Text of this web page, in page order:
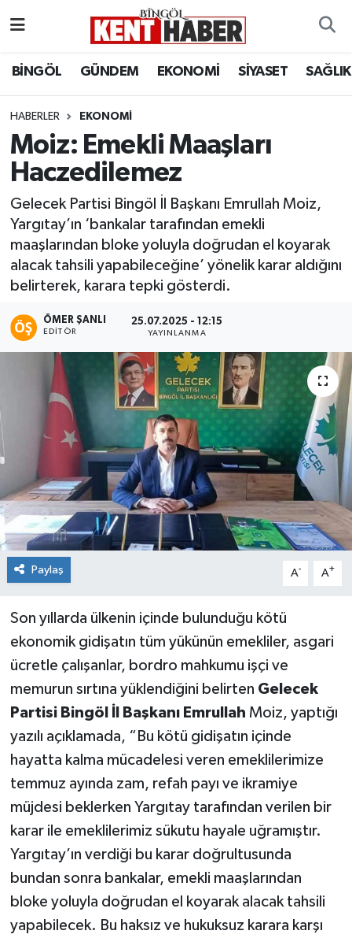
BİNGÖL GÜNDEM EKONOMİ SİYASET SAĞLIK
HABERLER EKONOMI
Moiz: Emekli Maaşları
Haczedilemez
Gelecek Partisi Bingöl İl Başkanı Emrullah Moiz,
Yargıtay’ın ‘bankalar tarafından emekli
maaşlarından bloke yoluyla doğrudan el koyarak
alacak tahsili yapabileceğine’ yönelik karar aldığını
belirterek, karara tepki gösterdi.
ÖMER ŞANLI
EDITÖR
25.07.2025 - 12:15
YAYINLANMA
Paylaş A- A+
Son yıllarda ülkenin içinde bulunduğu kötü
ekonomik gidişatın tüm yükünün emekliler, asgari
ücretle çalışanlar, bordro mahkumu işçi ve
memurun sırtına yüklendiğini belirten Gelecek
Partisi Bingöl İl Başkanı Emrullah Moiz, yaptığı
yazılı açıklamada, “Bu kötü gidişatın içinde
hayatta kalma mücadelesi veren emeklilerimize
temmuz ayında zam, refah payı ve ikramiye
müjdesi beklerken Yargıtay tarafından verilen bir
karar ile emeklilerimiz sükutu hayale uğramıştır.
Yargıtay’ın verdiği bu karar doğrultusunda
bundan sonra bankalar, emekli maaşlarından
bloke yoluyla doğrudan el koyarak alacak tahsili
yapabilecek. Bu haksız ve hukuksuz karara karşı
BİLİM-TEKNOLOJİ
DÜNYA
EĞİTİM
EKONOMİ
GENÇ
KİĞI
MERKEZ
RESMİ İLANLAR
SAĞLIK
SİYASET
SOLHAN
SPOR
YAYLADERE
Bingöl Hava Durumu
Bingöl Namaz Vakitleri
Bingöl Trafik Yoğunluk Haritası
Süper Lig Puan Durumu ve Fikstür
Tüm Manşetler